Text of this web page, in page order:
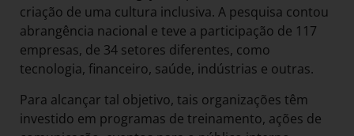
criação de uma cultura inclusiva. A pesquisa contou
abrangência nacional e teve a participação de 117
empresas, de 34 setores diferentes, como
tecnologia, financeiro, saúde, indústrias e outras.
Para alcançar tal objetivo, tais organizações têm
investido em programas de treinamento, ações de